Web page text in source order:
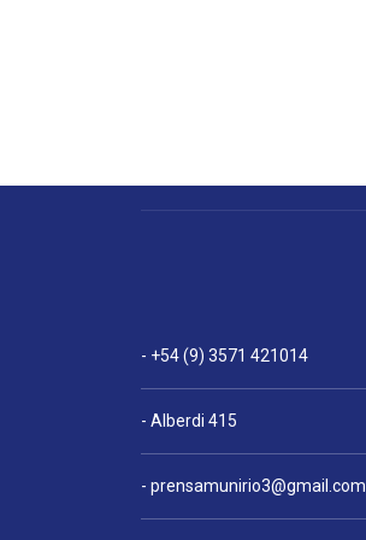
- +54 (9) 3571 421014
- Alberdi 415
- prensamunirio3@gmail.com